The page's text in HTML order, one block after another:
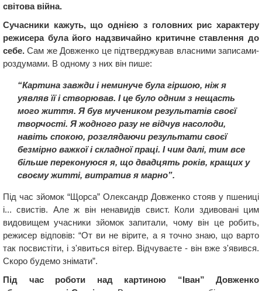
світова війна.
Сучасники кажуть, що однією з головних рис характеру
режисера була його надзвичайно критичне ставлення до
себе. Сам же Довженко це підтверджував власними записами-
роздумами. В одному з них він пише:
“Картина завжди і неминуче була гіршою, ніж я
уявляв її і створював. І це було одним з нещасть
мого життя. Я був мучеником результатів своєї
творчості. Я жодного разу не відчув насолоди,
навіть спокою, розглядаючи результати своєї
безмірно важкої і складної праці. І чим далі, тим все
більше переконуюся я, що двадцять років, кращих у
своєму житті, витратив я марно”.
Під час зйомок “Щорса” Олександр Довженко стояв у пшениці
і... свистів. Але ж він ненавидів свист. Коли здивовані цим
видовищем учасники зйомок запитали, чому він це робить,
режисер відповів: “От ви не вірите, а я точно знаю, що варто
так посвистіти, і з'явиться вітер. Відчуваєте - він вже з'явився.
Скоро будемо знімати”.
Під час роботи над картиною “Іван” Довженко